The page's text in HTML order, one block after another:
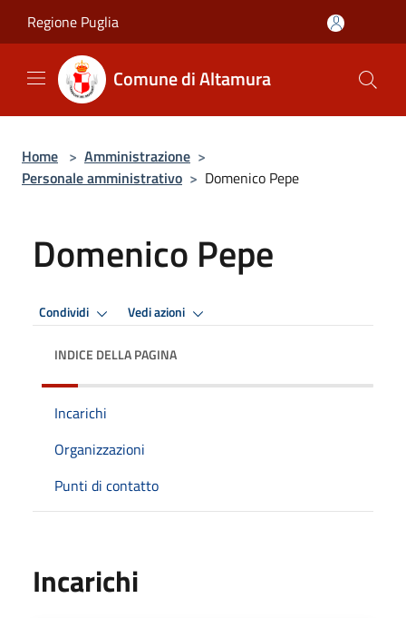
Regione Puglia
Comune di Altamura
Home > Amministrazione >
Personale amministrativo > Domenico Pepe
Domenico Pepe
Condividi Vedi azioni
INDICE DELLA PAGINA
Incarichi
Organizzazioni
Punti di contatto
Incarichi